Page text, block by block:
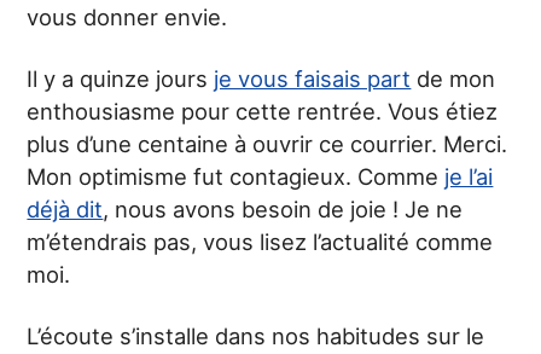
vous donner envie.
Il y a quinze jours je vous faisais part de mon
enthousiasme pour cette rentrée. Vous étiez
plus d’une centaine à ouvrir ce courrier. Merci.
Mon optimisme fut contagieux. Comme je l’ai
déjà dit, nous avons besoin de joie ! Je ne
m’étendrais pas, vous lisez l’actualité comme
moi.
L’écoute s’installe dans nos habitudes sur le